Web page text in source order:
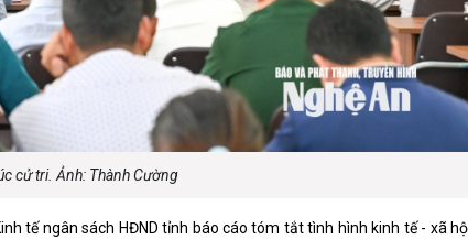
Báo Đại biểu nhân dân
cử tri. Ảnh: Thành Cường
tế ngân sách HĐND tỉnh báo cáo tóm tắt tình hình kinh tế - xã